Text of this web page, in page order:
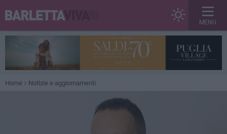
MENU
Home Notizie e aggiornamenti